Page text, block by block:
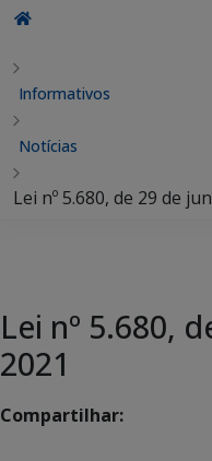
Informativos
Notícias
Lei nº 5.680, de 29 de
Lei nº 5.680,
2021
Compartilhar: